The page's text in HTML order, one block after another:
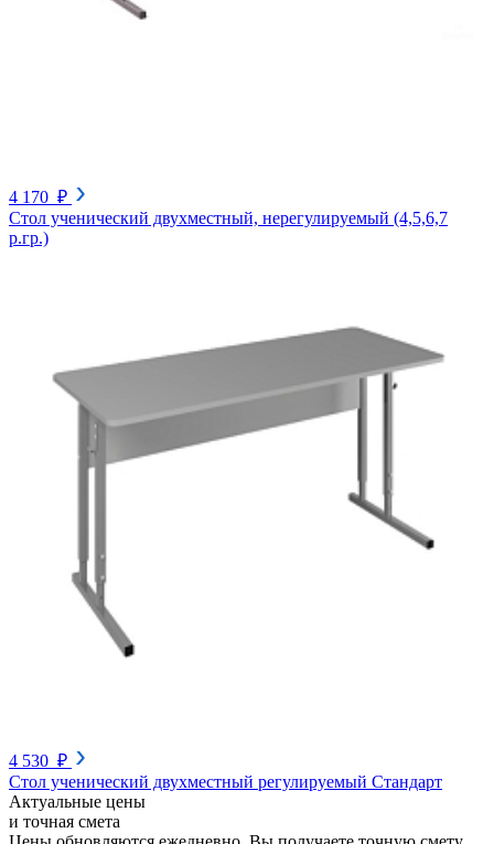
4 170 ₽
Стол ученический двухместный, нерегулируемый (4,5,6,7
р.гр.)
4 530 ₽
Стол ученический двухместный регулируемый Стандарт
Актуальные цены
и точная смета